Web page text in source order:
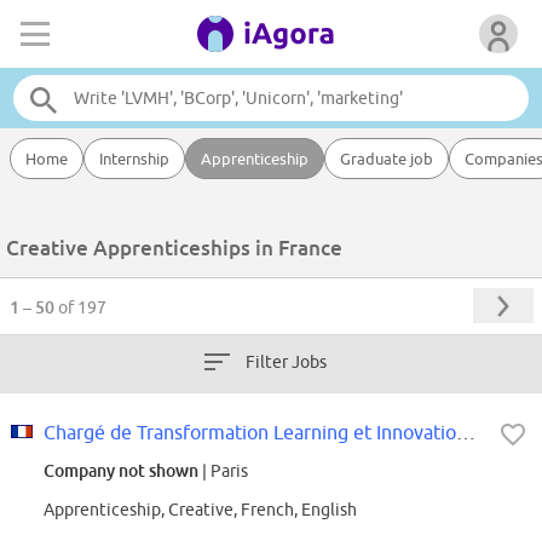
Home Internship Apprenticeship Graduate job Companies
Creative Apprenticeships in France
1 – 50of 197
Filter Jobs
Company not shown | Paris
Apprenticeship, Creative, French, English